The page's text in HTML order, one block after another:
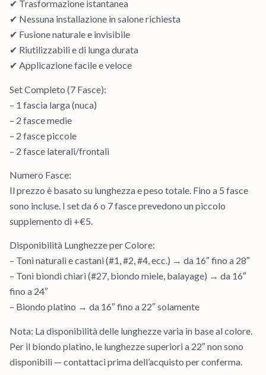
✔ Trasformazione istantanea
✔ Nessuna installazione in salone richiesta
✔ Fusione naturale e invisibile
✔ Riutilizzabili e di lunga durata
✔ Applicazione facile e veloce
Set Completo (7 Fasce):
– 1 fascia larga (nuca)
– 2 fasce medie
– 2 fasce piccole
– 2 fasce laterali/frontali
Numero Fasce:
Il prezzo è basato su lunghezza e peso totale. Fino a 5 fasce
sono incluse. I set da 6 o 7 fasce prevedono un piccolo
supplemento di +€5.
Disponibilità Lunghezze per Colore:
– Toni naturali e castani (#1, #2, #4, ecc.) → da 16″ fino a 28″
– Toni biondi chiari (#27, biondo miele, balayage) → da 16″
fino a 24″
– Biondo platino → da 16″ fino a 22″ solamente
Nota: La disponibilità delle lunghezze varia in base al colore.
Per il biondo platino, le lunghezze superiori a 22″ non sono
disponibili — contattaci prima dell’acquisto per conferma.